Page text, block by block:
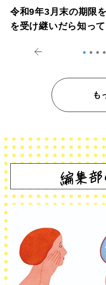
令和9年3月末の期限
を受け継いだら知っ
も